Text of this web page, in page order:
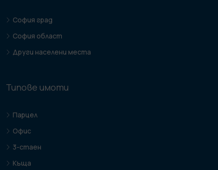
София град
София област
Други населени места
Типове имоти
Парцел
Офис
3-стаен
Къща